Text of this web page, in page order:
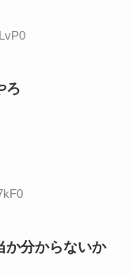
ろ
か分からないか